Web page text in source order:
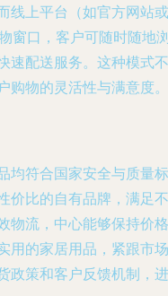
线上平台（如官方网站或
窗口，客户可随时随地
速配送服务。这种模式不
购物的灵活性与满意度。
均符合国家安全与质量标
价比的自有品牌，满足不
物流，中心能够保持价格
用的家居用品，紧跟市场
政策和客户反馈机制，进